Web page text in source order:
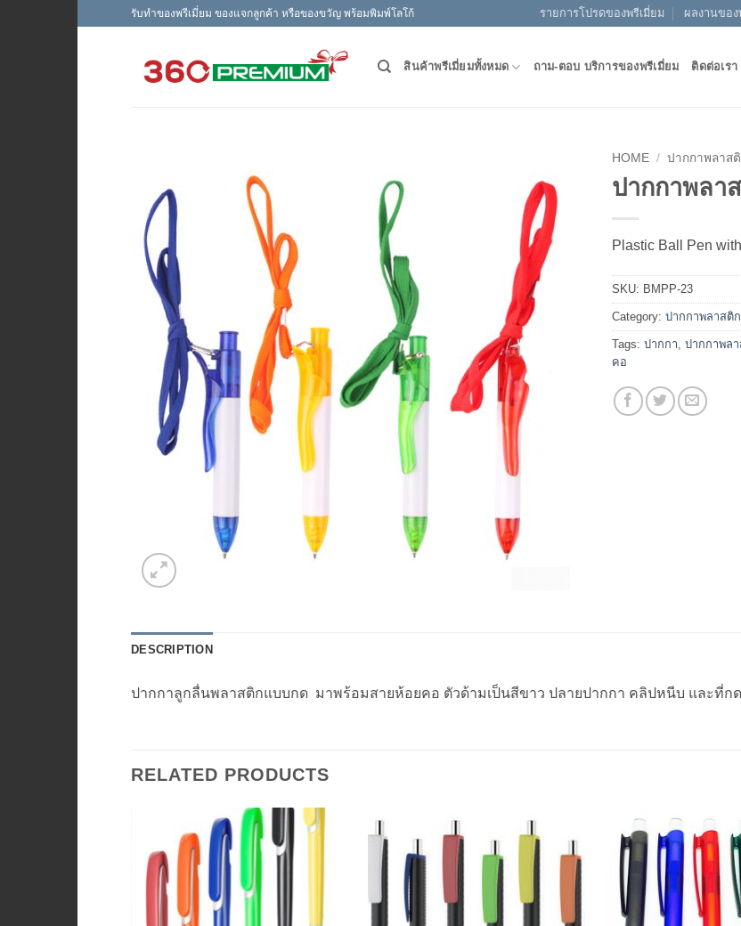
รับทำของพรีเมี่ยม ของแจกลูกค้า หรือของขวัญ พร้อมพิมพ์โลโก้ รายการโปรดของพรีเมี่ยม ผลงานของ
สินค้าพรีเมี่ยมทั้งหมด ถาม-ตอบ บริการของพรีเมี่ยม ติดต่อเร
Add to
Wishlist
HOME / ปากกาพลาส
ปากกาพลา
Plastic Ball Pen
SKU: BMPP-23
Category: ปากกาพลาสติก
Tags: ปากกา ปากกาพล
คอ
DESCRIPTION
ปากกาลูกลื่นพลาสติกแบบกด มาพร้อมสายห้อยคอ ตัวด้ามเป็นสีขาว ปลายปากกา คลิปหนีบ และที่ก
RELATED PRODUCTS
Add to